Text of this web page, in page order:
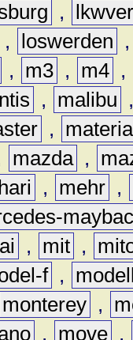
,
, loswerden
, m3 , m4 ,
, malibu
,
materia
mazda ,
, mehr ,
, mit ,
f ,
monterey ,
, move ,